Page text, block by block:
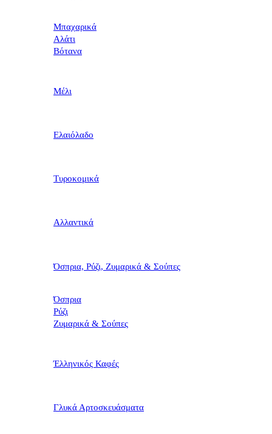
Μπαχαρικά
Αλάτι
Βότανα
Μέλι
Ελαιόλαδο
Τυροκομικά
Αλλαντικά
Όσπρια, Ρύζι, Ζυμαρικά & Σούπες
Όσπρια
Ρύζι
Ζυμαρικά & Σούπες
Έλληνικός Καφές
Γλυκά Αρτοσκευάσματα